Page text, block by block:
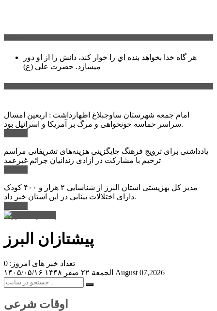
هر گاه خدا بخواهد بنده اي را خوار كند، دانش را از او دور
میسازد. حضرت علی (ع)
امام جمعه شهرستان ساوجبلاغ اظهارداشت : اربعین امسال
سراسر حماسه خونخواهی و مرگ بر آمریکا و اسرائیل بود.
یادداشتی برای ترویج فرهنگ جایگزینی هزینه‌های تشریفاتی مراسم
ترحیم با مشارکت در آزادی زندانیان جرائم غیرعمد
مدیر کل بهزیستی استان البرز از شناسایی ۲ هزار و ۴۰۰ کودک
دارای اختلالات بینایی در این استان خبر داد.
پیشتازان البرز
تعداد خبر های امروز: 0
۱۴۰۵/۰۵/۱۶
الجمعة ۲۲ صفر ۱۴۴۸ August 07,2026
اوقات شرعی